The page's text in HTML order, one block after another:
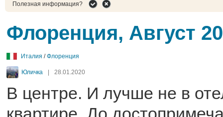
Полезная информация?
Флоренция, Август
Италия /Флоренция
Юличка 28.01.2020
В центре. И лучше не в